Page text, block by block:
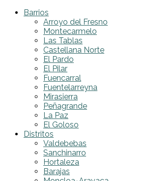
Barrios
Arroyo del Fresno
Montecarmelo
Las Tablas
Castellana Norte
El Pardo
El Pilar
Fuencarral
Fuentelarreyna
Mirasierra
Peñagrande
La Paz
El Goloso
Distritos
Valdebebas
Sanchinarro
Hortaleza
Barajas